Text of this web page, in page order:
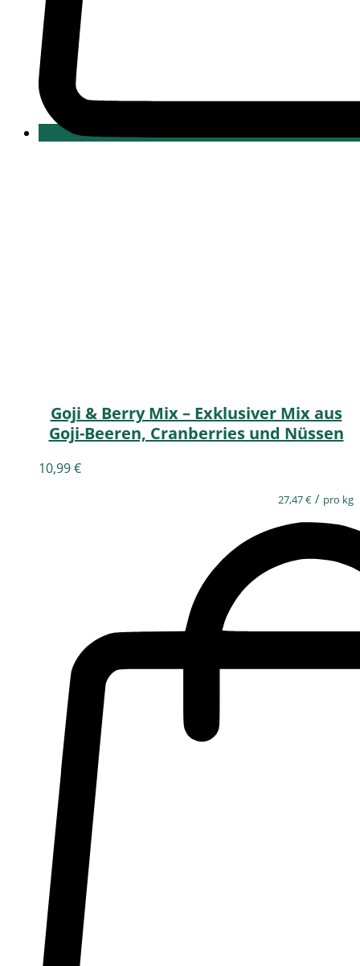
Goji & Berry Mix – Exklusiver Mix aus
Goji-Beeren, Cranberries und Nüssen
10,99€
27,47€ / pro kg